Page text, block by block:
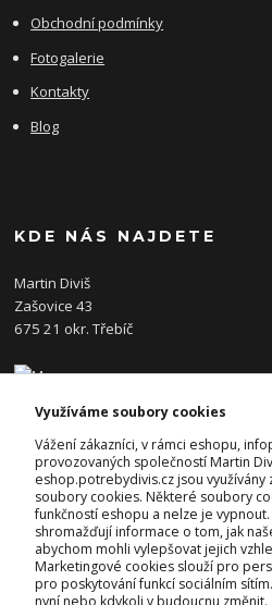
Obchodní podmínky
Fotogalerie
Kontakty
Blog
KDE NÁS NAJDETE
Martin Diviš
Zašovice 43
675 21 okr. Třebíč
KONTAKTY
Josef Diviš
+420 728 382 742
(Po-Pá, 7-17hod.)
prodejna@potrebydivis.cz
Využíváme soubory cookies
Vážení zákazníci, v rámci eshopu,
provozovaných společností Martin
eshop.potrebydivis.cz jsou
soubory cookies. Některé soubory
funkčností eshopu a nelze je
shromažďují informace o tom, jak
abychom mohli vylepšovat jejich
Marketingové cookies slouží pro
pro poskytování funkcí sociálním
nyní nebo kdykoli v budoucnu změnit.